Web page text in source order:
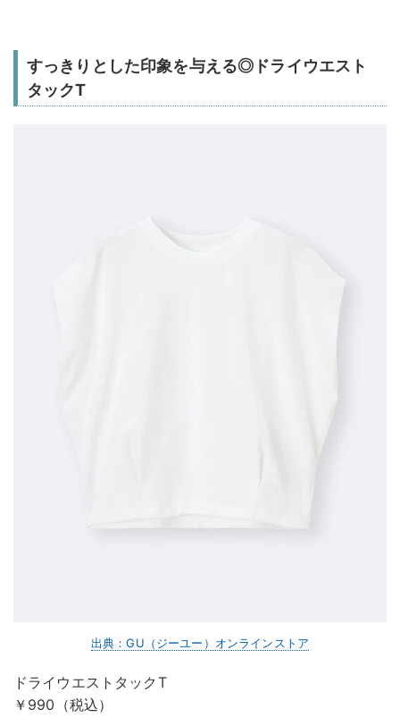
すっきりとした印象を与える◎ドライウエスト
タックT
出典：GU（ジーユー）オンラインストア
ドライウエストタックT
￥990（税込）